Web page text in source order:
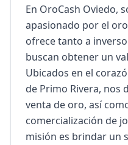
En OroCash Oviedo,
apasionado por el
ofrece tanto a
buscan obtener un
Ubicados en el
de Primo Rivera, nos
venta de oro, así
comercialización de
misión es brindar un